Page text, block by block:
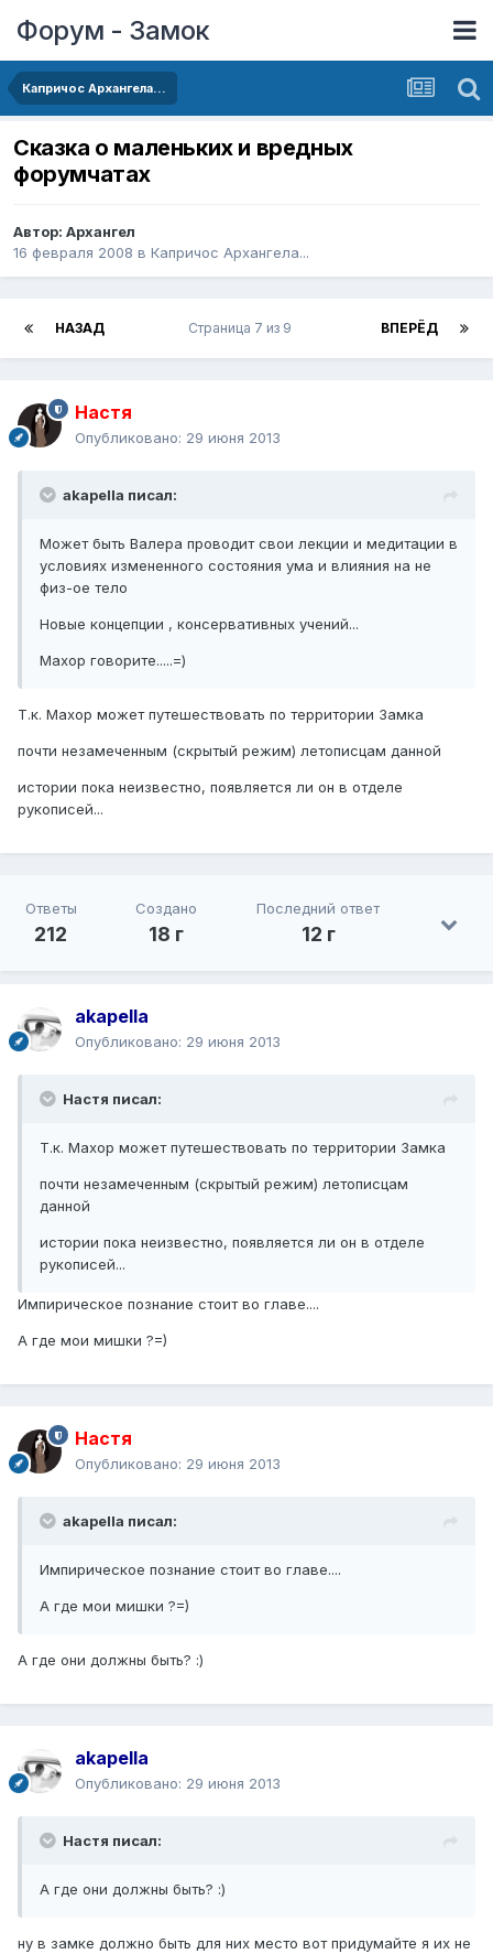
Форум - Замок
Капричос Архангела...
Сказка о маленьких и вредных
форумчатах
Автор: Архангел
16 февраля 2008 в Капричос Архангела...
НАЗАД ВПЕРЁД
Страница 7 из 9
Настя
Опубликовано: 29 июня 2013
akapella писал:
Может быть Валера проводит свои лекции и медитации в
условиях измененного состояния ума и влияния на не
физ-ое тело
Новые концепции , консервативных учений...
Махор говорите.....=)
Т.к. Махор может путешествовать по территории Замка
почти незамеченным (скрытый режим) летописцам данной
истории пока неизвестно, появляется ли он в отделе
рукописей...
Ответы
212
Создано
18 г
Последний ответ
12 г
akapella
Опубликовано: 29 июня 2013
Настя писал:
Т.к. Махор может путешествовать по территории Замка
почти незамеченным (скрытый режим) летописцам
данной
истории пока неизвестно, появляется ли он в отделе
рукописей...
Импирическое познание стоит во главе....
А где мои мишки ?=)
Настя
Опубликовано: 29 июня 2013
akapella писал:
Импирическое познание стоит во главе....
А где мои мишки ?=)
А где они должны быть? :)
akapella
Опубликовано: 29 июня 2013
Настя писал:
А где они должны быть? :)
ну в замке должно быть для них место вот придумайте я их не